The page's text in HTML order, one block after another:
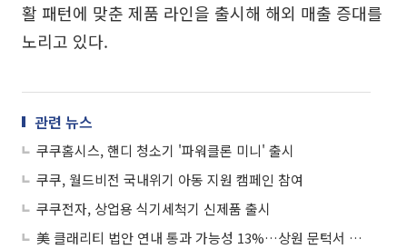
활 패턴에 맞춘 제품 라인을 출시해 해외 매출 증대를
노리고 있다.
관련 뉴스
쿠쿠홈시스, 핸디 청소기 '파워클론 미니' 출시
쿠쿠, 월드비전 국내위기 아동 지원 캠페인 참여
쿠쿠전자, 상업용 식기세척기 신제품 출시
美 클래리티 법안 연내 통과 가능성 13%…상원 문턱서 제동